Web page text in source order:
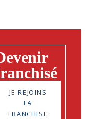
JE REJOINS
LA
FRANCHISE